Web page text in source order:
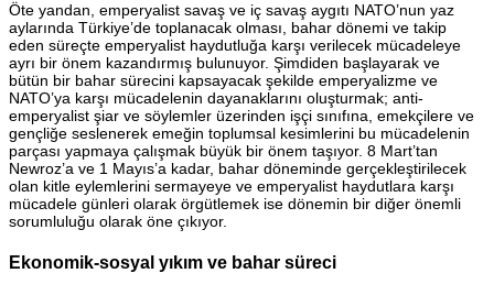
Öte yandan, emperyalist savaş ve iç savaş aygıtı NATO’nun yaz
aylarında Türkiye’de toplanacak olması, bahar dönemi ve takip
eden süreçte emperyalist haydutluğa karşı verilecek mücadeleye
ayrı bir önem kazandırmış bulunuyor. Şimdiden başlayarak ve
bütün bir bahar sürecini kapsayacak şekilde emperyalizme ve
NATO’ya karşı mücadelenin dayanaklarını oluşturmak; anti-
emperyalist şiar ve söylemler üzerinden işçi sınıfına, emekçilere ve
gençliğe seslenerek emeğin toplumsal kesimlerini bu mücadelenin
parçası yapmaya çalışmak büyük bir önem taşıyor. 8 Mart’tan
Newroz’a ve 1 Mayıs’a kadar, bahar döneminde gerçekleştirilecek
olan kitle eylemlerini sermayeye ve emperyalist haydutlara karşı
mücadele günleri olarak örgütlemek ise dönemin bir diğer önemli
sorumluluğu olarak öne çıkıyor.
Ekonomik-sosyal yıkım ve bahar süreci